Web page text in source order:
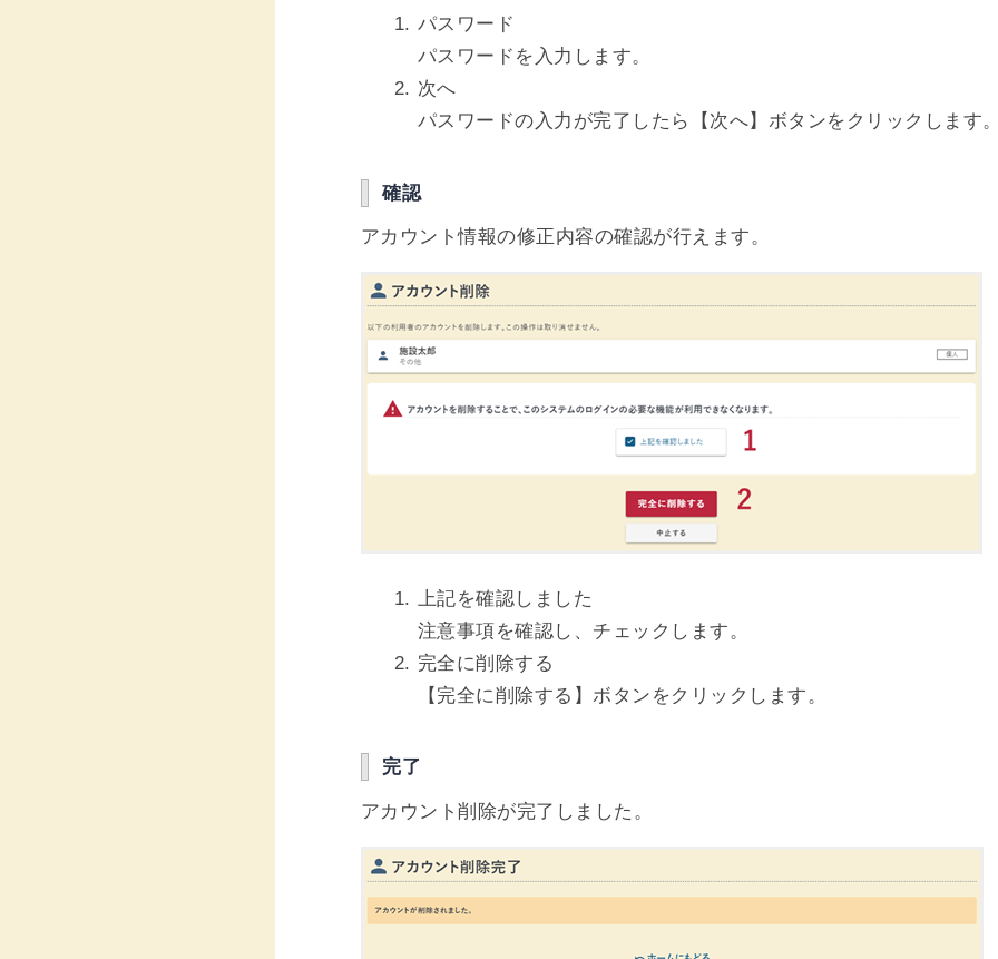
パスワード
パスワードを入力します。
次へ
パスワードの入力が完了したら【次へ】ボタンをクリックします
確認
アカウント情報の修正内容の確認が行えます。
上記を確認しました
注意事項を確認し、チェックします。
完全に削除する
【完全に削除する】ボタンをクリックします。
完了
アカウント削除が完了しました。